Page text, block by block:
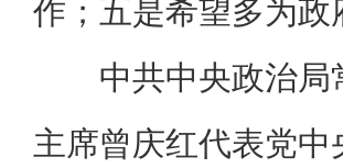
作；五是希望多为
中共中央政治
主席曾庆红代表党